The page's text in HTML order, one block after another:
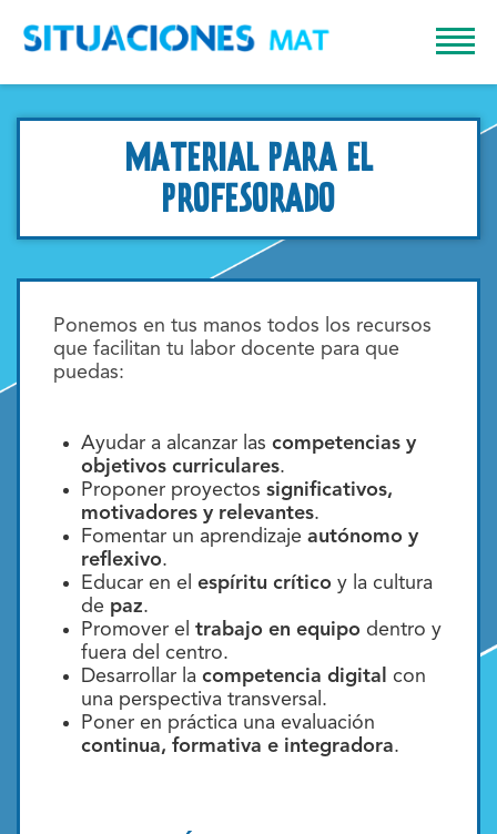
MATERIAL PARA EL
PROFESORADO
Ponemos en tus manos todos los recursos
que facilitan tu labor docente para que
puedas:
Ayudar a alcanzar las competencias y
objetivos curriculares.
Proponer proyectos significativos,
motivadores y relevantes.
Fomentar un aprendizaje autónomo y
reflexivo.
Educar en el espíritu crítico y la cultura
de paz.
Promover el trabajo en equipo dentro y
fuera del centro.
Desarrollar la competencia digital
con
una perspectiva transversal.
Poner en práctica una evaluación
continua, formativa e integradora.